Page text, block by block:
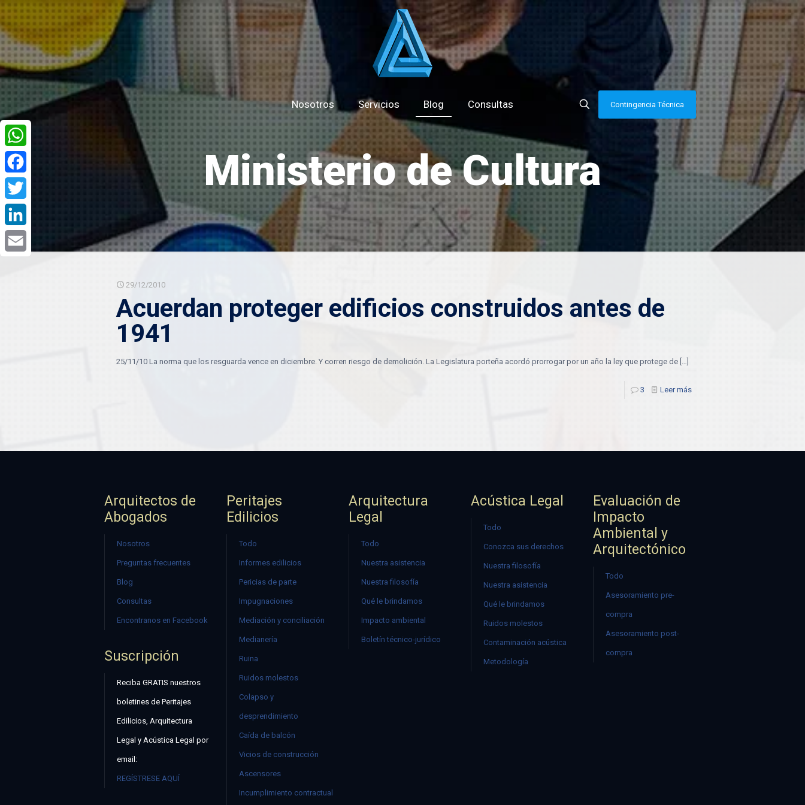
Nosotros Servicios Blog Consultas Contingencia Técnica
Ministerio de Cultura
29/12/2010
Acuerdan proteger edificios construidos antes de
1941
25/11/10 La norma que los resguarda vence en diciembre. Y corren riesgo de demolición. La Legislatura porteña acordó prorrogar por un año la ley que protege de […]
3 Leer más
Arquitectos de
Abogados
Nosotros
Preguntas frecuentes
Blog
Consultas
Encontranos en Facebook
Suscripción
Reciba GRATIS nuestros
boletines de Peritajes
Edilicios, Arquitectura
Legal y Acústica Legal por
email:
REGÍSTRESE AQUÍ
Peritajes
Edilicios
Todo
Informes edilicios
Pericias de parte
Impugnaciones
Mediación y conciliación
Medianería
Ruina
Ruidos molestos
Colapso y
desprendimiento
Caída de balcón
Vicios de construcción
Ascensores
Incumplimiento contractual
Arquitectura
Legal
Todo
Nuestra asistencia
Nuestra filosofía
Qué le brindamos
Impacto ambiental
Boletín técnico-jurídico
Acústica Legal
Todo
Conozca sus derechos
Nuestra filosofía
Nuestra asistencia
Qué le brindamos
Ruidos molestos
Contaminación acústica
Metodología
Evaluación de
Impacto
Ambiental y
Arquitectónico
Todo
Asesoramiento pre-
compra
Asesoramiento post-
compra
WhatsApp
Facebook
Twitter
LinkedIn